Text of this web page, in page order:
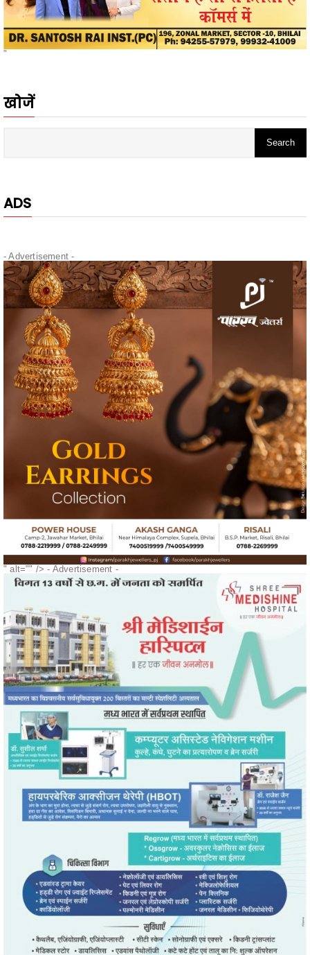
- Advertisement -
" alt="" />- Advertisement -